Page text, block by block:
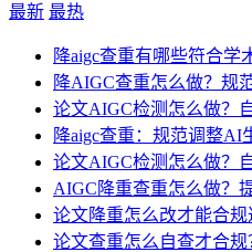
最新 最热
降aigc查重有哪些符合学
降AIGC查重怎么做？规
论文AIGC检测怎么做？
降aigc查重：规范调整AI
论文AIGC检测怎么做？
AIGC降重查重怎么做？
论文降重怎么改才能合规
论文查重怎么自查才合